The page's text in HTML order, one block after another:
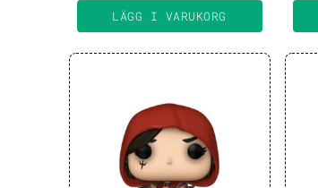
LÄGG I VARUKORG